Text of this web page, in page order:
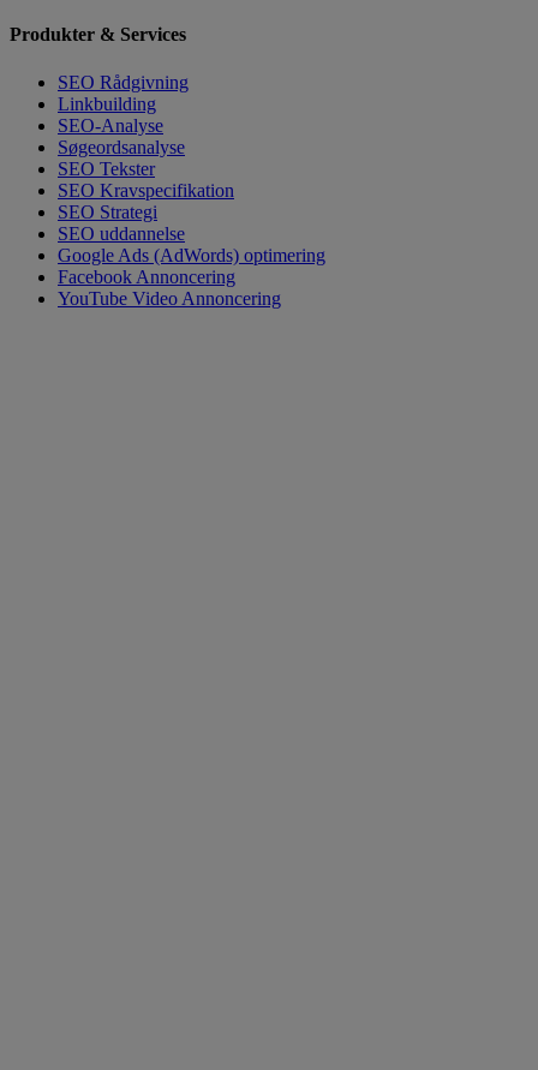
Produkter & Services
SEO Rådgivning
Linkbuilding
SEO-Analyse
Søgeordsanalyse
SEO Tekster
SEO Kravspecifikation
SEO Strategi
SEO uddannelse
Google Ads (AdWords) optimering
Facebook Annoncering
YouTube Video Annoncering